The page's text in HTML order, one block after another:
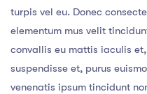
turpis vel eu. Donec
elementum mus velit
convallis eu mattis iaculis
suspendisse et, purus
venenatis ipsum tincidunt